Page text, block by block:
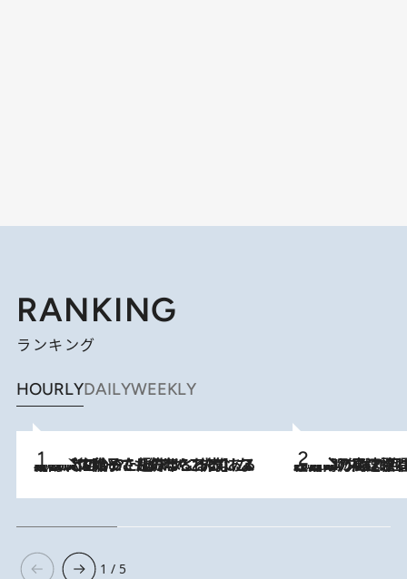
RANKING
ランキング
HOURLYDAILYWEEKLY
2026.8.5
【阿川佐和子さんの年とる力】なぜ70代で始めた趣味は“こんなに楽しい”のか？ ピアノ、俳句…スランプに陥っても続けられる“ある秘訣”とは 2026.8.7
「湘南乃風に憧れて」観客大盛上がりの“タオル回し”に、ラッパー顔負けの高速歌唱まで…さだまさし（74）のアグレッシブすぎる現在地
1 / 5